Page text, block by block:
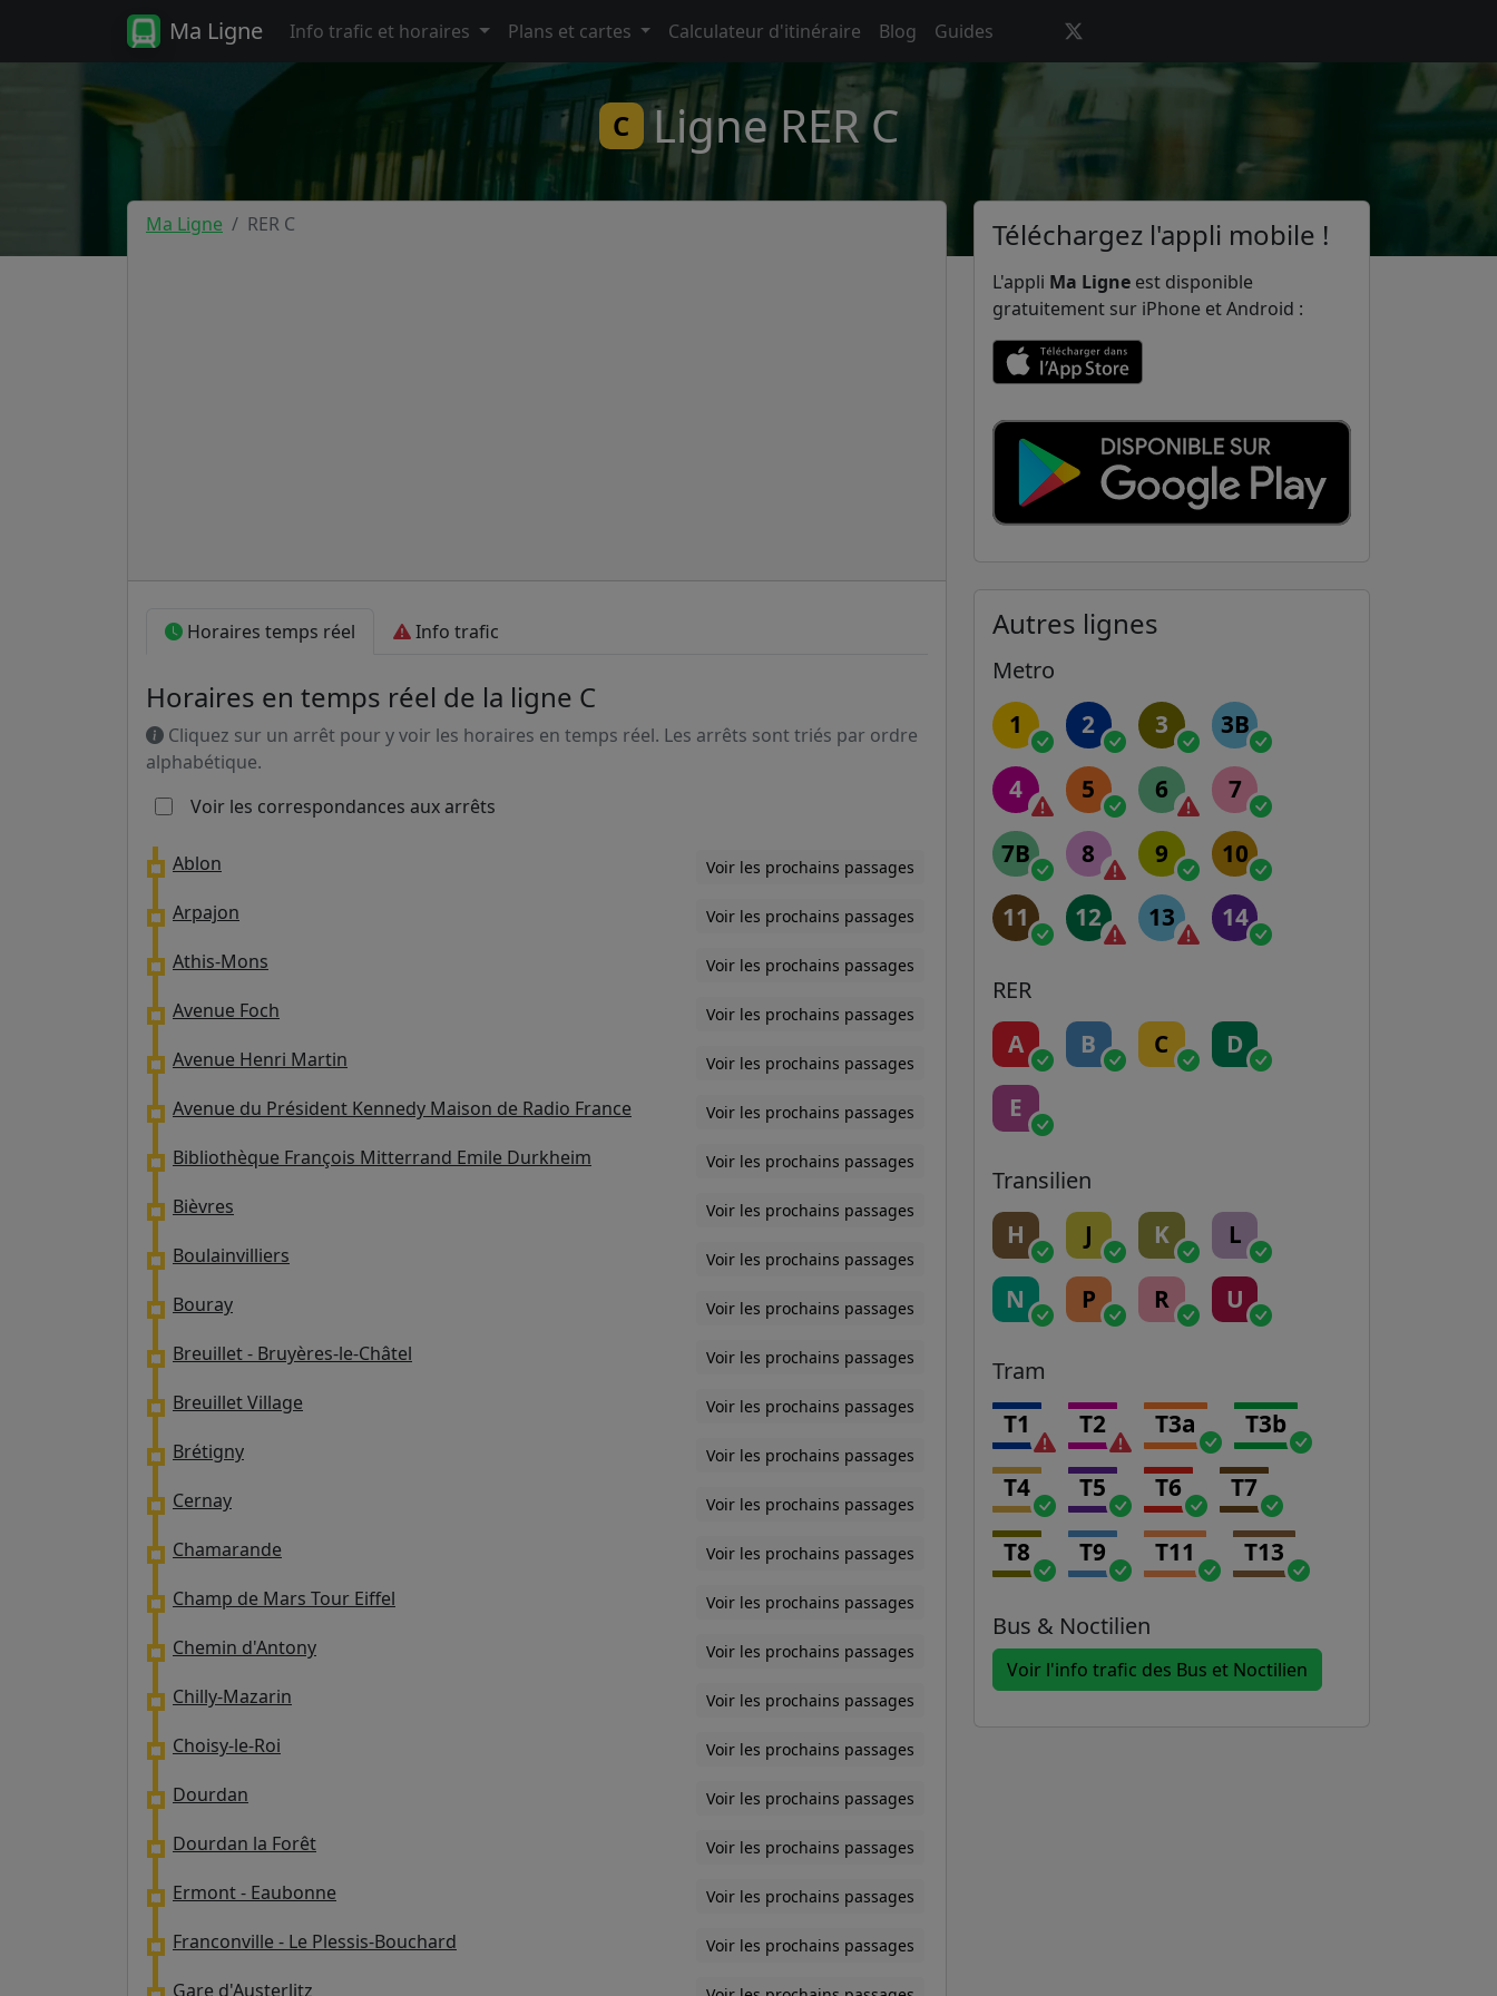
Ma Ligne Info trafic et horaires Plans et cartes Calculateur d'itinéraire Blog Guides
C Ligne RER C
Ma Ligne RER C
Horaires temps réel Info trafic
Horaires en temps réel de la ligne C
Cliquez sur un arrêt pour y voir les horaires en temps réel. Les arrêts sont triés par ordre
alphabétique.
Voir les correspondances aux arrêts
Ablon Voir les prochains passages
Arpajon Voir les prochains passages
Athis-Mons Voir les prochains passages
Avenue Foch Voir les prochains passages
Avenue Henri Martin Voir les prochains passages
Avenue du Président Kennedy Maison de Radio France Voir les prochains passages
Bibliothèque François Mitterrand Emile Durkheim Voir les prochains passages
Bièvres Voir les prochains passages
Boulainvilliers Voir les prochains passages
Bouray Voir les prochains passages
Breuillet - Bruyères-le-Châtel Voir les prochains passages
Breuillet Village Voir les prochains passages
Brétigny Voir les prochains passages
Cernay Voir les prochains passages
Chamarande Voir les prochains passages
Champ de Mars Tour Eiffel Voir les prochains passages
Chemin d'Antony Voir les prochains passages
Chilly-Mazarin Voir les prochains passages
Choisy-le-Roi Voir les prochains passages
Dourdan Voir les prochains passages
Dourdan la Forêt Voir les prochains passages
Ermont - Eaubonne Voir les prochains passages
Franconville - Le Plessis-Bouchard Voir les prochains passages
Gare d'Austerlitz
Téléchargez l'appli mobile !
L'appli Ma Ligne est disponible
gratuitement sur iPhone et Android :
Autres lignes
Metro
1 2 3 3B
4 5 6 7
7B 8 9 10
11 12 13 14
RER
A B C D
E
Transilien
H J K L
N P R U
Tram
T1 T2 T3a T3b
T4 T5 T6 T7
T8 T9 T11 T13
Bus & Noctilien
Voir l'info trafic des Bus et Noctilien